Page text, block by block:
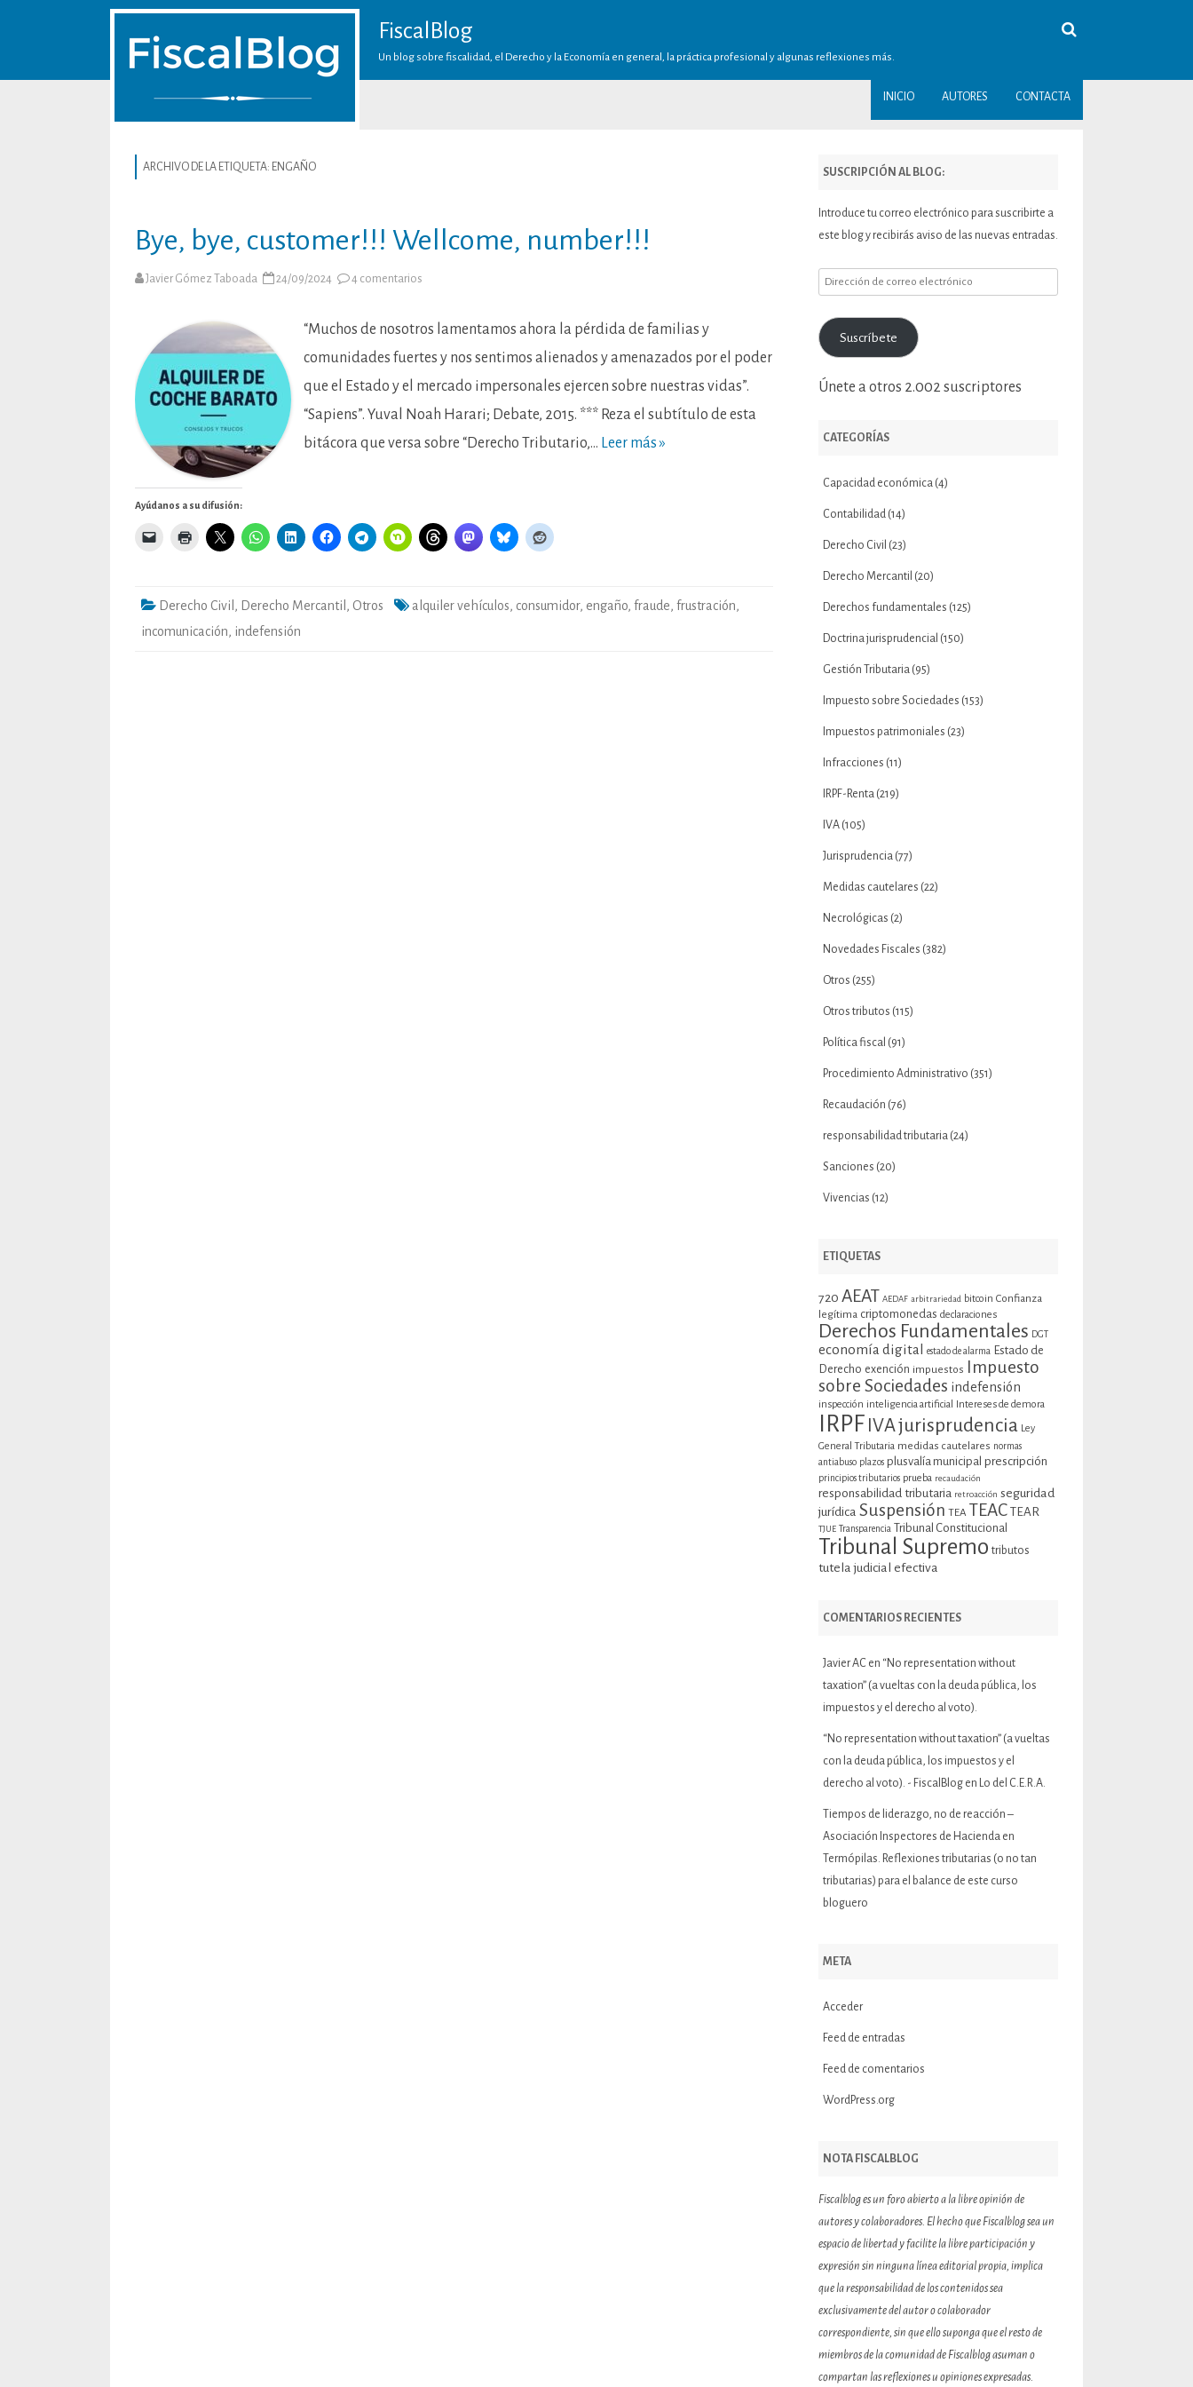
FiscalBlog
Un blog sobre fiscalidad, el Derecho y la Economía en general, la práctica profesional y algunas reflexiones más.
INICIO AUTORES CONTACTA
ARCHIVO DE LA ETIQUETA: ENGAÑO
Bye, bye, customer!!! Wellcome, number!!!
Javier Gómez Taboada 24/09/2024 4 comentarios
Wellcome,
“Muchos de nosotros lamentamos ahora la pérdida de familias y
comunidades fuertes y nos sentimos alienados y amenazados por el poder
que el Estado y el mercado impersonales ejercen sobre nuestras vidas”.
“Sapiens”. Yuval Noah Harari; Debate, 2015. *** Reza el subtítulo de esta
bitácora que versa sobre “Derecho Tributario,… Leer más »
Ayúdanos a su difusión:
Derecho Civil , Derecho Mercantil , Otros alquiler vehículos, consumidor, engaño, fraude, frustración,
incomunicación, indefensión
SUSCRIPCIÓN AL BLOG:
Introduce tu correo electrónico para suscribirte a
este blog y recibirás aviso de las nuevas entradas.
Dirección
correo
electrónico
Suscríbete
Únete a otros 2.002 suscriptores
CATEGORÍAS
Capacidad económica(4)
Contabilidad(14)
Derecho Civil (23)
Derecho Mercantil (20)
Derechos fundamentales (125)
Doctrina jurisprudencial (150)
Gestión Tributaria(95)
Impuesto sobre Sociedades (153)
Impuestos patrimoniales (23)
Infracciones (11)
IRPF-Renta(219)
IVA(105)
Jurisprudencia(77)
Medidas cautelares (22)
Necrológicas (2)
Novedades Fiscales (382)
Otros (255)
Otros tributos (115)
Política fiscal (91)
Procedimiento Administrativo (351)
Recaudación (76)
responsabilidad tributaria(24)
Sanciones (20)
Vivencias (12)
ETIQUETAS
720 AEAT AEDAF arbitrariedad bitcoin Confianza
legítima criptomonedas declaraciones
Derechos Fundamentales DGT
economía digital estado de alarma
Estado de
Derecho exención impuestos
Impuesto
sobre Sociedades indefensión
inspección inteligencia artificial Intereses de demora
IRPF IVAjurisprudencia Ley
General Tributaria medidas cautelares normas
antiabuso plazos plusvalía municipal prescripción
principios tributarios prueba recaudación
responsabilidad tributaria retroacción seguridad
jurídica Suspensión TEA TEAC TEAR
TJUE Transparencia Tribunal Constitucional
Tribunal Supremo tributos
tutela judicial efectiva
COMENTARIOS RECIENTES
Javier AC en “No representation without
taxation” (a vueltas con la deuda pública, los
impuestos y el derecho al voto).
“No representation without taxation” (a vueltas
con la deuda pública, los impuestos y el
derecho al voto). - FiscalBlogen Lo del C.E.R.A.
Tiempos de liderazgo, no de reacción –
Asociación Inspectores de Haciendaen
Termópilas. Reflexiones tributarias (o no tan
tributarias) para el balance de este curso
bloguero
META
Acceder
Feed de entradas
Feed de comentarios
WordPress.org
NOTA FISCALBLOG
Fiscalblog es un foro abierto a la libre opinión de
autores y colaboradores. El hecho que Fiscalblog sea un
espacio de libertad y facilite la libre participación y
expresión sin ninguna línea editorial propia, implica
que la responsabilidad de los contenidos sea
exclusivamente del autor o colaborador
correspondiente, sin que ello suponga que el resto de
miembros de la comunidad de Fiscalblog asuman o
compartan las reflexiones u opiniones expresadas.